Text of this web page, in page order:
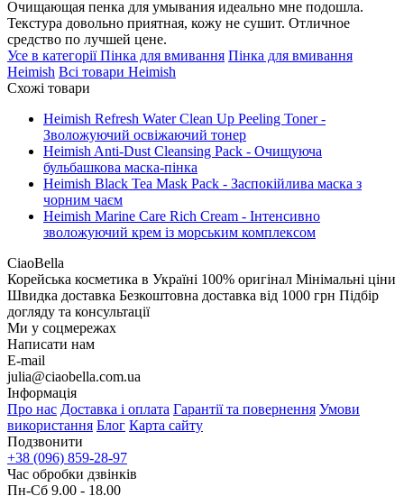
Очищающая пенка для умывания идеально мне подошла.
Текстура довольно приятная, кожу не сушит. Отличное
средство по лучшей цене.
Усе в категоріїПінка для вмивання Пінка для вмивання
Heimish Всі товари Heimish
Схожі товари
Heimish Refresh Water Clean Up Peeling Toner -
Зволожуючий освіжаючий тонер
Heimish Anti-Dust Cleansing Pack - Очищуюча
бульбашкова маска-пінка
Heimish Black Tea Mask Pack - Заспокійлива маска з
чорним чаєм
Heimish Marine Care Rich Cream - Інтенсивно
зволожуючий крем із морським комплексом
CiaoBella
Корейська косметика в Україні 100% оригінал Мінімальні ціни
Швидка доставка Безкоштовна доставка від 1000 грн Підбір
догляду та консультації
Ми у соцмережах
Написати нам
E-mail
julia@ciaobella.com.ua
Інформація
Про нас Доставка і оплата Гарантії та повернення Умови
використання Блог Карта сайту
Подзвонити
+38 (096) 859-28-97
Час обробки дзвінків
Пн-Сб 9.00 - 18.00